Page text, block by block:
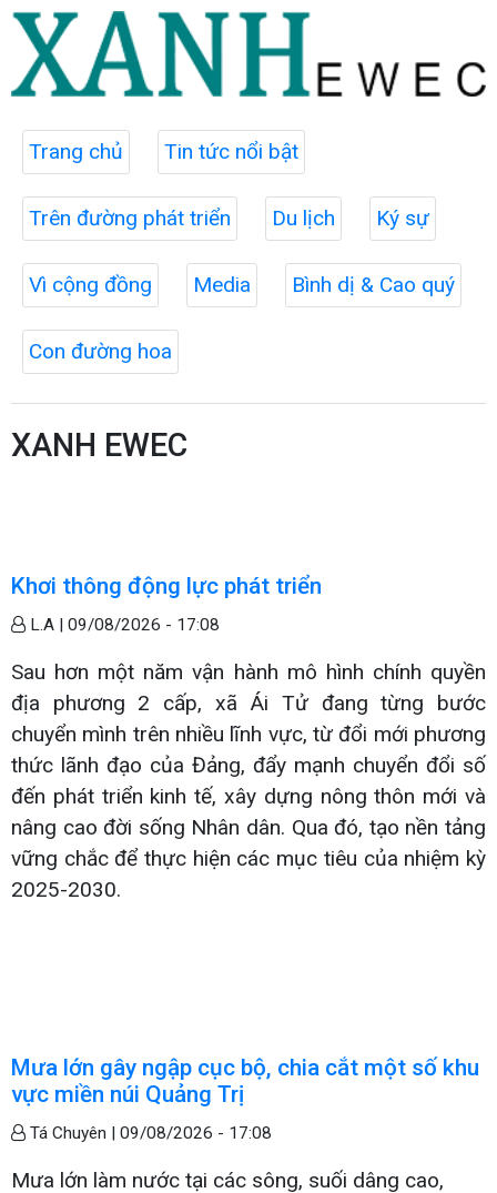
Trang chủ Tin tức nổi bật
Trên đường phát triển Du lịch Ký sự
Vì cộng đồng Media Bình dị & Cao quý
Con đường hoa
XANH EWEC
Khơi thông động lực phát triển
L.A | 09/08/2026 - 17:08
Sau hơn một năm vận hành mô hình chính quyền
địa phương 2 cấp, xã Ái Tử đang từng bước
chuyển mình trên nhiều lĩnh vực, từ đổi mới phương
thức lãnh đạo của Đảng, đẩy mạnh chuyển đổi số
đến phát triển kinh tế, xây dựng nông thôn mới và
nâng cao đời sống Nhân dân. Qua đó, tạo nền tảng
vững chắc để thực hiện các mục tiêu của nhiệm kỳ
2025-2030.
Mưa lớn gây ngập cục bộ, chia cắt một số khu
vực miền núi Quảng Trị
Tá Chuyên | 09/08/2026 - 17:08
Mưa lớn làm nước tại các sông, suối dâng cao,